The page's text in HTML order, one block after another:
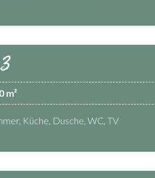
m²
Küche, Dusche, WC, TV